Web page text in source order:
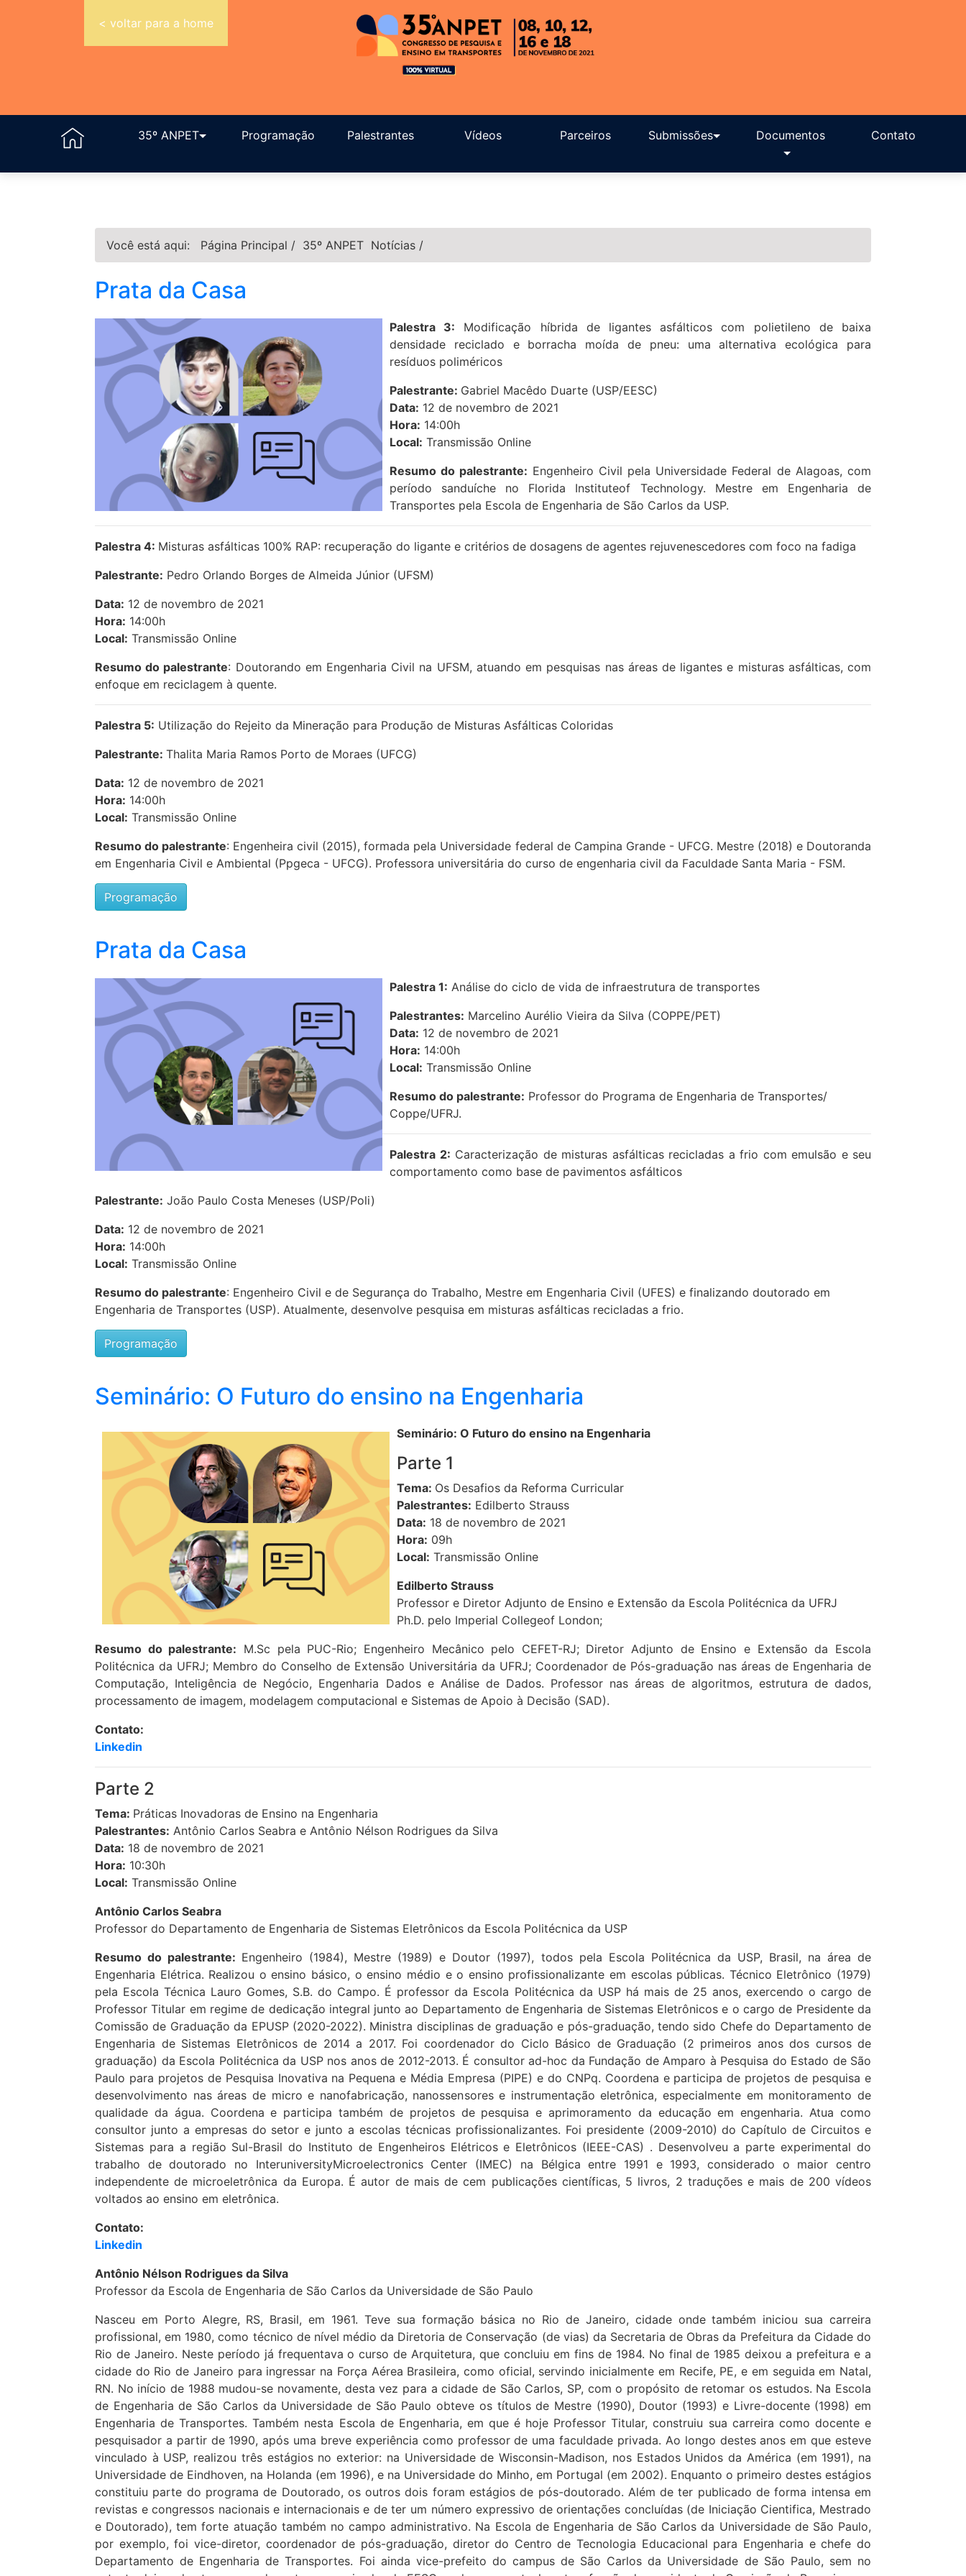
35º ANPET Programação Palestrantes Vídeos Parceiros Submissões Documentos Contato
< voltar para a home
Você está aqui: Página Principal / 35º ANPET Notícias /
Prata da Casa
Palestra 3: Modificação híbrida de ligantes asfálticos com polietileno de baixa
densidade reciclado e borracha moída de pneu: uma alternativa ecológica para
resíduos poliméricos
Palestrante: Gabriel Macêdo Duarte (USP/EESC)
Data: 12 de novembro de 2021
Hora: 14:00h
Local: Transmissão Online
Resumo do palestrante: Engenheiro Civil pela Universidade Federal de Alagoas, com
período sanduíche no Florida Instituteof Technology. Mestre em Engenharia de
Transportes pela Escola de Engenharia de São Carlos da USP.
Palestra 4: Misturas asfálticas 100% RAP: recuperação do ligante e critérios de dosagens de agentes rejuvenescedores com foco na fadiga
Palestrante: Pedro Orlando Borges de Almeida Júnior (UFSM)
Data: 12 de novembro de 2021
Hora: 14:00h
Local: Transmissão Online
Resumo do palestrante: Doutorando em Engenharia Civil na UFSM, atuando em pesquisas nas áreas de ligantes e misturas asfálticas, com
enfoque em reciclagem à quente.
Palestra 5: Utilização do Rejeito da Mineração para Produção de Misturas Asfálticas Coloridas
Palestrante: Thalita Maria Ramos Porto de Moraes (UFCG)
Data: 12 de novembro de 2021
Hora: 14:00h
Local: Transmissão Online
Resumo do palestrante: Engenheira civil (2015), formada pela Universidade federal de Campina Grande - UFCG. Mestre (2018) e Doutoranda
em Engenharia Civil e Ambiental (Ppgeca - UFCG). Professora universitária do curso de engenharia civil da Faculdade Santa Maria - FSM.
Programação
Prata da Casa
Palestra 1: Análise do ciclo de vida de infraestrutura de transportes
Palestrantes: Marcelino Aurélio Vieira da Silva (COPPE/PET)
Data: 12 de novembro de 2021
Hora: 14:00h
Local: Transmissão Online
Resumo do palestrante: Professor do Programa de Engenharia de Transportes/
Coppe/UFRJ.
Palestra 2: Caracterização de misturas asfálticas recicladas a frio com emulsão e seu
comportamento como base de pavimentos asfálticos
Palestrante: João Paulo Costa Meneses (USP/Poli)
Data: 12 de novembro de 2021
Hora: 14:00h
Local: Transmissão Online
Resumo do palestrante: Engenheiro Civil e de Segurança do Trabalho, Mestre em Engenharia Civil (UFES) e finalizando doutorado em
Engenharia de Transportes (USP). Atualmente, desenvolve pesquisa em misturas asfálticas recicladas a frio.
Programação
Seminário: O Futuro do ensino na Engenharia
Seminário: O Futuro do ensino na Engenharia
Parte 1
Tema: Os Desafios da Reforma Curricular
Palestrantes: Edilberto Strauss
Data: 18 de novembro de 2021
Hora: 09h
Local: Transmissão Online
Edilberto Strauss
Professor e Diretor Adjunto de Ensino e Extensão da Escola Politécnica da UFRJ
Ph.D. pelo Imperial Collegeof London;
Resumo do palestrante: M.Sc pela PUC-Rio; Engenheiro Mecânico pelo CEFET-RJ; Diretor Adjunto de Ensino e Extensão da Escola
Politécnica da UFRJ; Membro do Conselho de Extensão Universitária da UFRJ; Coordenador de Pós-graduação nas áreas de Engenharia de
Computação, Inteligência de Negócio, Engenharia Dados e Análise de Dados. Professor nas áreas de algoritmos, estrutura de dados,
processamento de imagem, modelagem computacional e Sistemas de Apoio à Decisão (SAD).
Contato:
Linkedin
Parte 2
Tema: Práticas Inovadoras de Ensino na Engenharia
Palestrantes: Antônio Carlos Seabra e Antônio Nélson Rodrigues da Silva
Data: 18 de novembro de 2021
Hora: 10:30h
Local: Transmissão Online
Antônio Carlos Seabra
Professor do Departamento de Engenharia de Sistemas Eletrônicos da Escola Politécnica da USP
Resumo do palestrante: Engenheiro (1984), Mestre (1989) e Doutor (1997), todos pela Escola Politécnica da USP, Brasil, na área de
Engenharia Elétrica. Realizou o ensino básico, o ensino médio e o ensino profissionalizante em escolas públicas. Técnico Eletrônico (1979)
pela Escola Técnica Lauro Gomes, S.B. do Campo. É professor da Escola Politécnica da USP há mais de 25 anos, exercendo o cargo de
Professor Titular em regime de dedicação integral junto ao Departamento de Engenharia de Sistemas Eletrônicos e o cargo de Presidente da
Comissão de Graduação da EPUSP (2020-2022). Ministra disciplinas de graduação e pós-graduação, tendo sido Chefe do Departamento de
Engenharia de Sistemas Eletrônicos de 2014 a 2017. Foi coordenador do Ciclo Básico de Graduação (2 primeiros anos dos cursos de
graduação) da Escola Politécnica da USP nos anos de 2012-2013. É consultor ad-hoc da Fundação de Amparo à Pesquisa do Estado de São
Paulo para projetos de Pesquisa Inovativa na Pequena e Média Empresa (PIPE) e do CNPq. Coordena e participa de projetos de pesquisa e
desenvolvimento nas áreas de micro e nanofabricação, nanossensores e instrumentação eletrônica, especialmente em monitoramento de
qualidade da água. Coordena e participa também de projetos de pesquisa e aprimoramento da educação em engenharia. Atua como
consultor junto a empresas do setor e junto a escolas técnicas profissionalizantes. Foi presidente (2009-2010) do Capítulo de Circuitos e
Sistemas para a região Sul-Brasil do Instituto de Engenheiros Elétricos e Eletrônicos (IEEE-CAS) . Desenvolveu a parte experimental do
trabalho de doutorado no InteruniversityMicroelectronics Center (IMEC) na Bélgica entre 1991 e 1993, considerado o maior centro
independente de microeletrônica da Europa. É autor de mais de cem publicações científicas, 5 livros, 2 traduções e mais de 200 vídeos
voltados ao ensino em eletrônica.
Contato:
Linkedin
Antônio Nélson Rodrigues da Silva
Professor da Escola de Engenharia de São Carlos da Universidade de São Paulo
Nasceu em Porto Alegre, RS, Brasil, em 1961. Teve sua formação básica no Rio de Janeiro, cidade onde também iniciou sua carreira
profissional, em 1980, como técnico de nível médio da Diretoria de Conservação (de vias) da Secretaria de Obras da Prefeitura da Cidade do
Rio de Janeiro. Neste período já frequentava o curso de Arquitetura, que concluiu em fins de 1984. No final de 1985 deixou a prefeitura e a
cidade do Rio de Janeiro para ingressar na Força Aérea Brasileira, como oficial, servindo inicialmente em Recife, PE, e em seguida em Natal,
RN. No início de 1988 mudou-se novamente, desta vez para a cidade de São Carlos, SP, com o propósito de retomar os estudos. Na Escola
de Engenharia de São Carlos da Universidade de São Paulo obteve os títulos de Mestre (1990), Doutor (1993) e Livre-docente (1998) em
Engenharia de Transportes. Também nesta Escola de Engenharia, em que é hoje Professor Titular, construiu sua carreira como docente e
pesquisador a partir de 1990, após uma breve experiência como professor de uma faculdade privada. Ao longo destes anos em que esteve
vinculado à USP, realizou três estágios no exterior: na Universidade de Wisconsin-Madison, nos Estados Unidos da América (em 1991), na
Universidade de Eindhoven, na Holanda (em 1996), e na Universidade do Minho, em Portugal (em 2002). Enquanto o primeiro destes estágios
constituiu parte do programa de Doutorado, os outros dois foram estágios de pós-doutorado. Além de ter publicado de forma intensa em
revistas e congressos nacionais e internacionais e de ter um número expressivo de orientações concluídas (de Iniciação Cientifica, Mestrado
e Doutorado), tem forte atuação também no campo administrativo. Na Escola de Engenharia de São Carlos da Universidade de São Paulo,
por exemplo, foi vice-diretor, coordenador de pós-graduação, diretor do Centro de Tecnologia Educacional para Engenharia e chefe do
Departamento de Engenharia de Transportes. Foi ainda vice-prefeito do campus de São Carlos da Universidade de São Paulo, sem no